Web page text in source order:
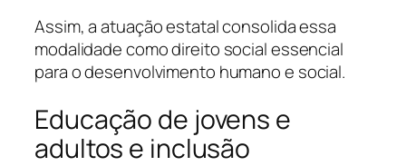
Assim, a atuação estatal consolida essa
modalidade como direito social essencial
para o desenvolvimento humano e social.
Educação de jovens e
adultos e inclusão